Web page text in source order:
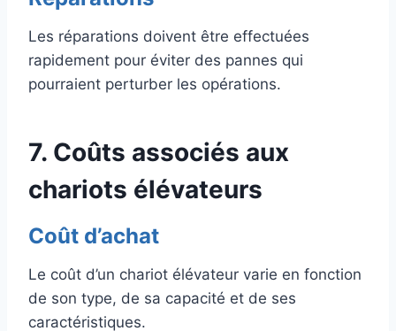
Les réparations doivent être effectuées
rapidement pour éviter des pannes qui
pourraient perturber les opérations.
7. Coûts associés aux
chariots élévateurs
Coût d’achat
Le coût d’un chariot élévateur varie en fonction
de son type, de sa capacité et de ses
caractéristiques.